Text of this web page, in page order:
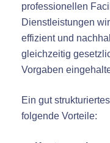
professionellen
Dienstleistungen
effizient und
gleichzeitig
Vorgaben
Ein gut
folgende Vorteile: